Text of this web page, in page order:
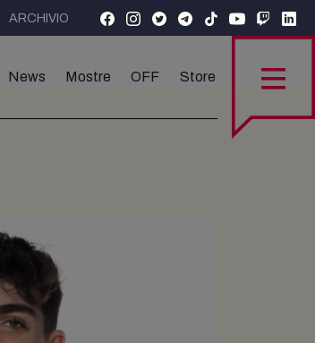
ARCHIVIO
News Mostre OFF Store